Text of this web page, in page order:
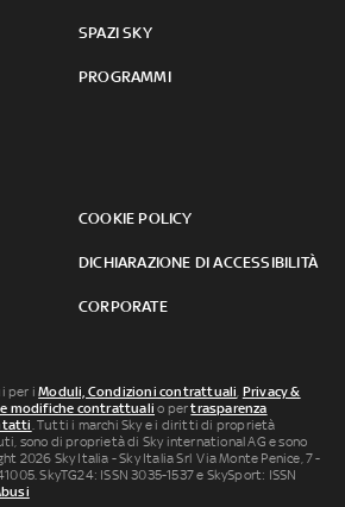
SPAZI SKY
PROGRAMMI
COOKIE POLICY
DICHIARAZIONE DI ACCESSIBILITÀ
CORPORATE
per iModuli, Condizioni contrattuali, Privacy &
modifiche contrattuali o pertrasparenza
. Tutti i marchi Sky e i diritti di proprietà
sono di proprietà di Sky international AG e sono
2026 Sky Italia - Sky Italia Srl Via Monte Penice, 7 -
SkyTG24: ISSN 3035-1537 e SkySport: ISSN